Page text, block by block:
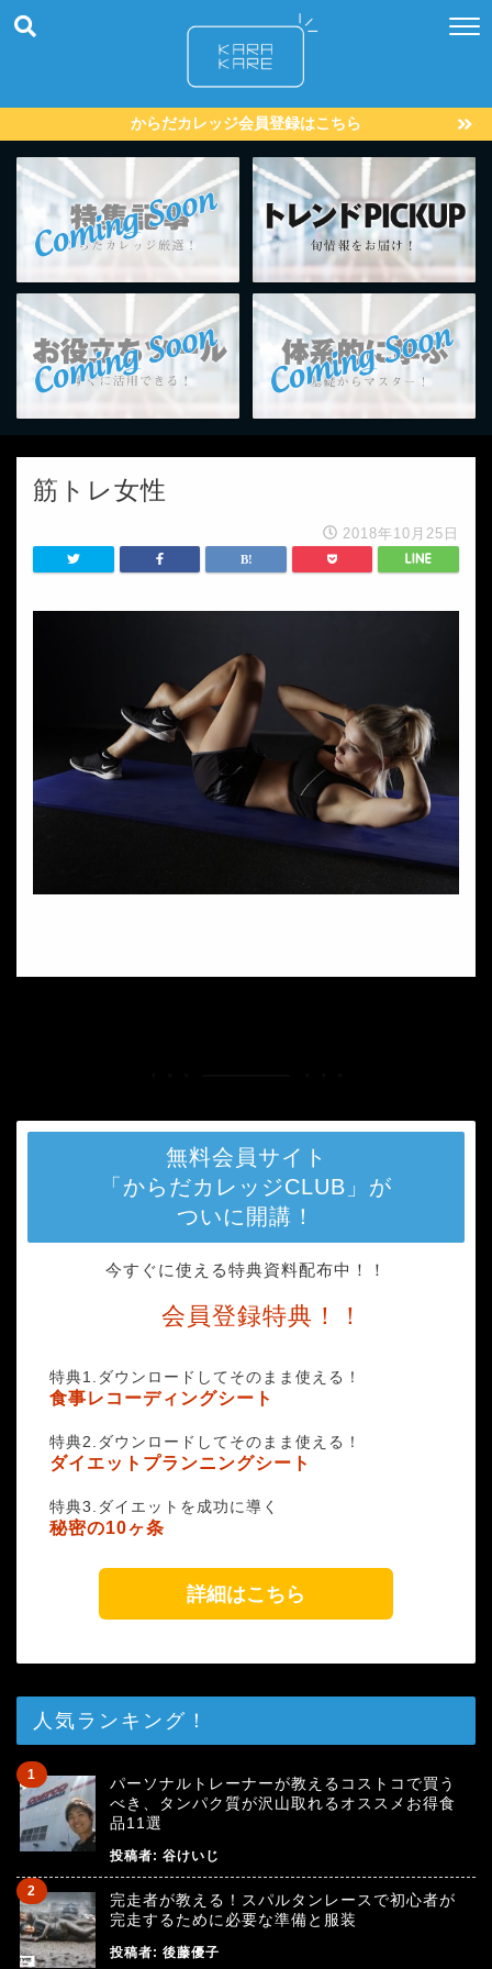
からだカレッジ会員登録はこちら
筋トレ女性
2018年10月25日
無料会員サイト
「からだカレッジCLUB」が
ついに開講！
今すぐに使える特典資料配布中！！
会員登録特典！！
特典1.ダウンロードしてそのまま使える！
食事レコーディングシート
特典2.ダウンロードしてそのまま使える！
ダイエットプランニングシート
特典3.ダイエットを成功に導く
秘密の10ヶ条
詳細はこちら
人気ランキング！
パーソナルトレーナーが教えるコストコで買う
べき、タンパク質が沢山取れるオススメお得食
品11選
投稿者: 谷けいじ
完走者が教える！スパルタンレースで初心者が
完走するために必要な準備と服装
投稿者: 後藤優子